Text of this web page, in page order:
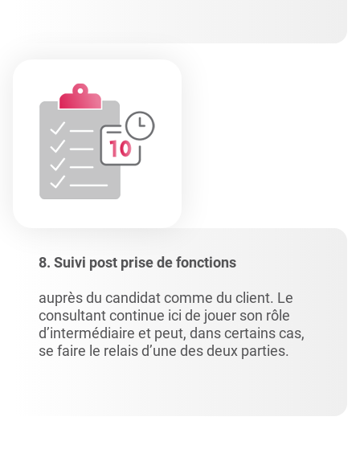
8. Suivi post prise de fonctions
auprès du candidat comme du client. Le
consultant continue ici de jouer son rôle
d’intermédiaire et peut, dans certains cas,
se faire le relais d’une des deux parties.